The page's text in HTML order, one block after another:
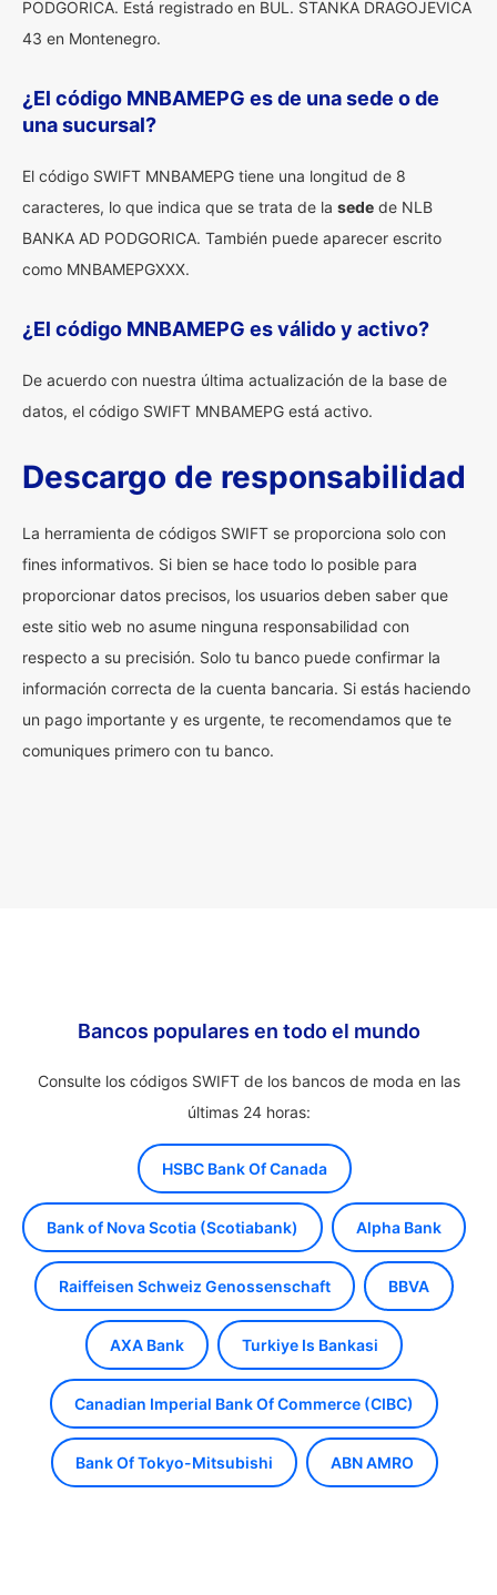
PODGORICA. Está registrado en BUL. STANKA DRAGOJEVICA
43 en Montenegro.
¿El código MNBAMEPG es de una sede o de
una sucursal?
El código SWIFT MNBAMEPG tiene una longitud de 8
caracteres, lo que indica que se trata de la sede de NLB
BANKA AD PODGORICA. También puede aparecer escrito
como MNBAMEPGXXX.
¿El código MNBAMEPG es válido y activo?
De acuerdo con nuestra última actualización de la base de
datos, el código SWIFT MNBAMEPG está activo.
Descargo de responsabilidad
La herramienta de códigos SWIFT se proporciona solo con
fines informativos. Si bien se hace todo lo posible para
proporcionar datos precisos, los usuarios deben saber que
este sitio web no asume ninguna responsabilidad con
respecto a su precisión. Solo tu banco puede confirmar la
información correcta de la cuenta bancaria. Si estás haciendo
un pago importante y es urgente, te recomendamos que te
comuniques primero con tu banco.
Bancos populares en todo el mundo
Consulte los códigos SWIFT de los bancos de moda en las
últimas 24 horas:
HSBC Bank Of Canada
Bank of Nova Scotia (Scotiabank) Alpha Bank
Raiffeisen Schweiz Genossenschaft BBVA
AXA Bank Turkiye Is Bankasi
Canadian Imperial Bank Of Commerce (CIBC)
Bank Of Tokyo-Mitsubishi ABN AMRO